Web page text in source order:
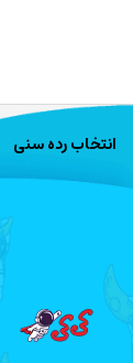
انتخاب رده سنی